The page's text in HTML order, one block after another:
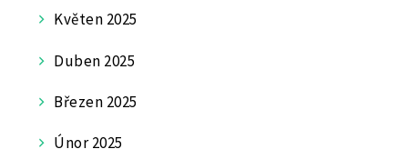
Květen 2025
Duben 2025
Březen 2025
Únor 2025